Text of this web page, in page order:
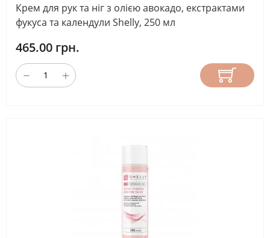
Крем для рук та ніг з олією авокадо, екстрактами
фукуса та календули Shelly, 250 мл
465.00 грн.